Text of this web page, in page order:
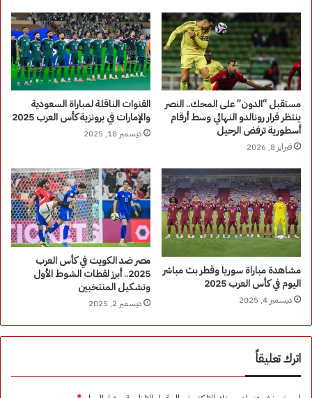
مستقبل “الدون” على المحك.. النصر
ينتظر قرار رونالدو النهائي وسط أرقام
أسطورية ترفض الرحيل
فبراير 8, 2026
القنوات الناقلة لمباراة السعودية
والإمارات في برونزية كأس العرب 2025
ديسمبر 18, 2025
مشاهدة مباراة سوريا وقطر بث مباشر
اليوم في كأس العرب 2025
ديسمبر 4, 2025
مصر ضد الكويت في كأس العرب
2025.. أبرز لقطات الشوط الأول
وتشكيل المنتخبين
ديسمبر 2, 2025
اترك تعليقاً